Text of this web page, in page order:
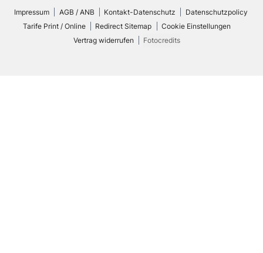
Impressum AGB / ANB Kontakt-Datenschutz
Datenschutzpolicy
Tarife Print / Online
Redirect Sitemap
Cookie Einstellungen
Vertrag widerrufen
Fotocredits